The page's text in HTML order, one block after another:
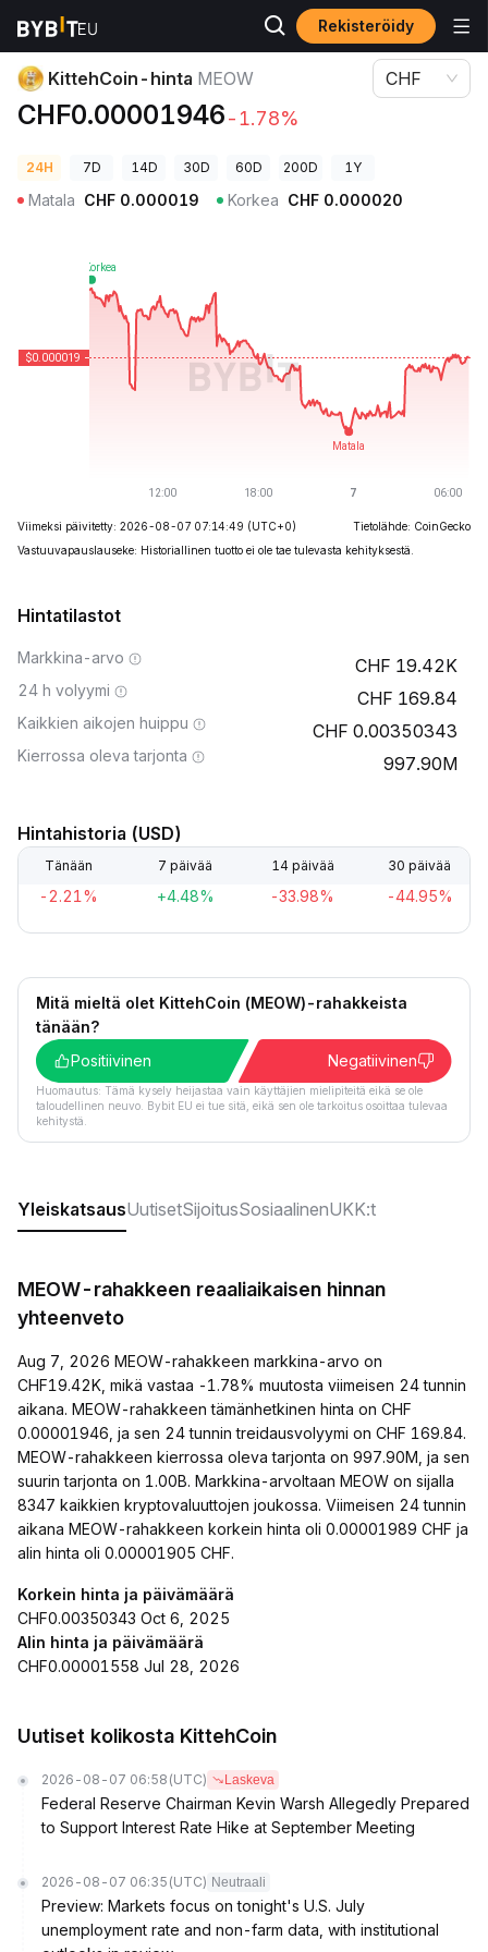
Rekisteröidy
Kryptohinnat
KittehCoin-hinta MEOW
CHF0.00001946-1.78%
CHF
24H 7D 14D 30D 60D 200D 1Y
Matala CHF 0.000019 Korkea CHF 0.000020
Viimeksi päivitetty: 2026-08-07 07:14:49 (UTC+0)
Tietolähde: CoinGecko
Vastuuvapauslauseke: Historiallinen tuotto ei ole tae tulevasta kehityksestä.
Hintatilastot
Markkina-arvo 19.42K
24 h volyymi 169.84
Kaikkien aikojen huippu 0.00350343
Kierrossa oleva tarjonta 997.90M
Hintahistoria (USD)
Tänään 7 päivää 14 päivää 30 päivää
-2.21% +4.48% -33.98% -44.95%
Mitä mieltä olet KittehCoin (MEOW)-rahakkeista
tänään?
Positiivinen
Negatiivinen
Huomautus: Tämä kysely heijastaa vain käyttäjien mielipiteitä eikä se ole
taloudellinen neuvo. Bybit EU ei tue sitä, eikä sen ole tarkoitus osoittaa tulevaa
kehitystä.
YleiskatsausUutisetSijoitusSosiaalinenUKK:t
MEOW-rahakkeen reaaliaikaisen hinnan
yhteenveto
Aug 7, 2026 MEOW-rahakkeen markkina-arvo on
CHF19.42K, mikä vastaa -1.78% muutosta viimeisen 24 tunnin
aikana. MEOW-rahakkeen tämänhetkinen hinta on CHF
0.00001946, ja sen 24 tunnin treidausvolyymi on CHF 169.84.
MEOW-rahakkeen kierrossa oleva tarjonta on 997.90M, ja sen
suurin tarjonta on 1.00B. Markkina-arvoltaan MEOW on sijalla
8347 kaikkien kryptovaluuttojen joukossa. Viimeisen 24 tunnin
aikana MEOW-rahakkeen korkein hinta oli 0.00001989 CHF ja
alin hinta oli 0.00001905 CHF.
Korkein hinta ja päivämäärä
CHF0.00350343 Oct 6, 2025
Alin hinta ja päivämäärä
CHF0.00001558 Jul 28, 2026
Uutiset kolikosta KittehCoin
2026-08-07 06:58 (UTC) Laskeva
Federal Reserve Chairman Kevin Warsh Allegedly Prepared
to Support Interest Rate Hike at September Meeting
2026-08-07 06:35 (UTC) Neutraali
Preview: Markets focus on tonight's U.S. July
unemployment rate and non-farm data, with institutional